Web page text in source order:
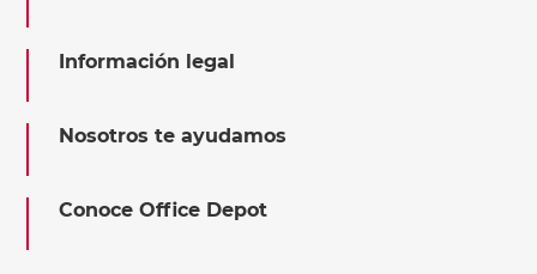
Información legal
Nosotros te ayudamos
Conoce Office Depot